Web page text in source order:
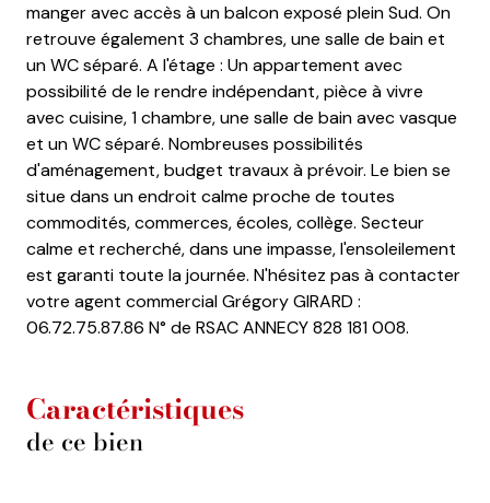
manger avec accès à un balcon exposé plein Sud. On
retrouve également 3 chambres, une salle de bain et
un WC séparé. A l'étage : Un appartement avec
possibilité de le rendre indépendant, pièce à vivre
avec cuisine, 1 chambre, une salle de bain avec vasque
et un WC séparé. Nombreuses possibilités
d'aménagement, budget travaux à prévoir. Le bien se
situe dans un endroit calme proche de toutes
commodités, commerces, écoles, collège. Secteur
calme et recherché, dans une impasse, l'ensoleilement
est garanti toute la journée. N'hésitez pas à contacter
votre agent commercial Grégory GIRARD :
06.72.75.87.86 N° de RSAC ANNECY 828 181 008.
Caractéristiques
de ce bien